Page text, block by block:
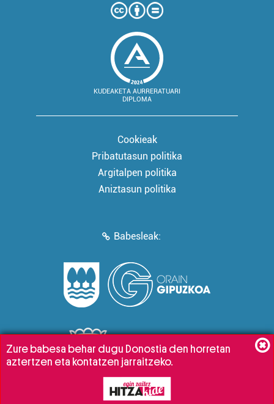
KUDEAKETA AURRERATUARI
DIPLOMA
Cookieak
Pribatutasun politika
Argitalpen politika
Aniztasun politika
Babesleak:
Zure babesa behar dugu Donostia den horretan
aztertzen eta kontatzen jarraitzeko.